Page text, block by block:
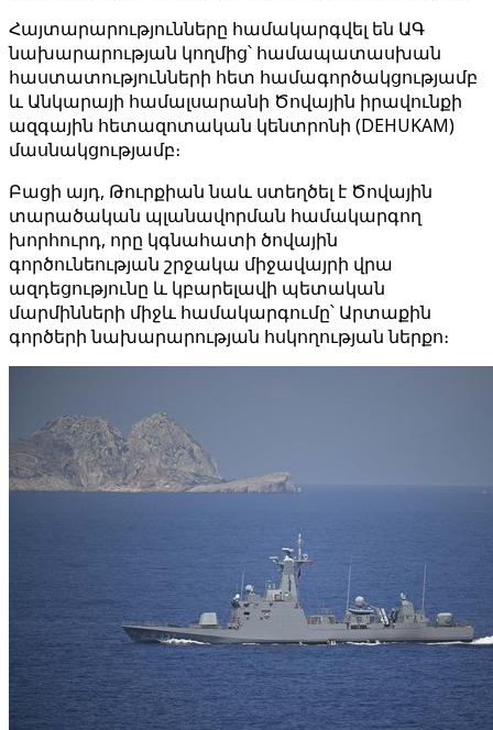
Հայտարարությունները համակարգվել են ԱԳ
նախարարության կողմից՝ համապատասխան
հաստատությունների հետ համագործակցությամբ
և Անկարայի համալսարանի Ծովային իրավունքի
ազգային հետազոտական կենտրոնի (DEHUKAM)
մասնակցությամբ։
Բացի այդ, Թուրքիան նաև ստեղծել է Ծովային
տարածական պլանավորման համակարգող
խորհուրդ, որը կգնահատի ծովային
գործունեության շրջակա միջավայրի վրա
ազդեցությունը և կբարելավի պետական
մարմինների միջև համակարգումը՝ Արտաքին
գործերի նախարարության հսկողության ներքո։